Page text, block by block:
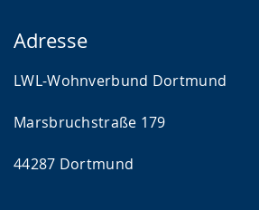
Adresse
LWL-Wohnverbund Dortmund
Marsbruchstraße 179
44287 Dortmund